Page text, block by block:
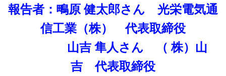
報告者：鴫原 健太郎さん 光栄電気通
信工業（株） 代表取締役
山吉 隼人さん （ 株）山
吉 代表取締役